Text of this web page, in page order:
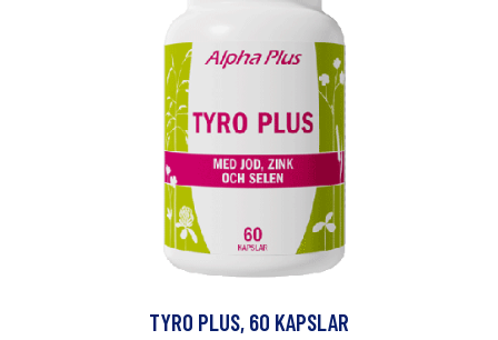
TYRO PLUS, 60 KAPSLAR